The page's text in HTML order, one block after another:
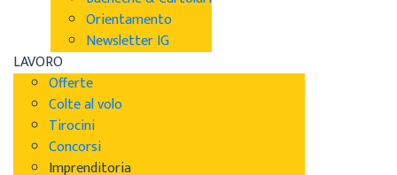
Orientamento
Newsletter IG
LAVORO
Offerte
Colte al volo
Tirocini
Concorsi
Imprenditoria